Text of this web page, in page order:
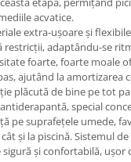
acvatice.
extra-ușoare și
restricții, adaptându-se
foarte, foarte moale
ajutând la amortizarea
plăcută de bine pe tot
special
pe suprafețele umede,
și la piscină. Sistemul
și confortabilă, ușor